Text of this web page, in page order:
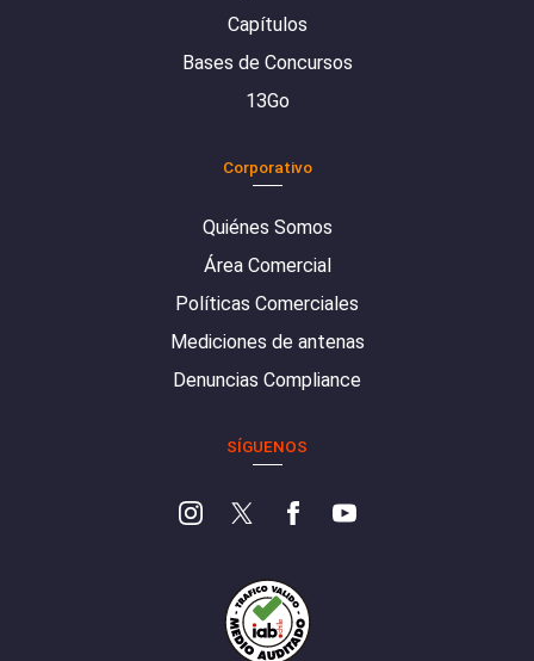
Capítulos
Bases de Concursos
13Go
Corporativo
Quiénes Somos
Área Comercial
Políticas Comerciales
Mediciones de antenas
Denuncias Compliance
SÍGUENOS